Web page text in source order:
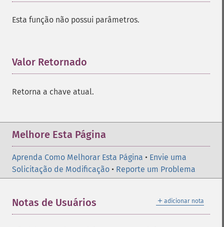
Esta função não possui parâmetros.
Valor Retornado
Retorna a chave atual.
Melhore Esta Página
Aprenda Como Melhorar Esta Página • Envie uma
Solicitação de Modificação • Reporte um Problema
＋ adicionar nota
Notas de Usuários